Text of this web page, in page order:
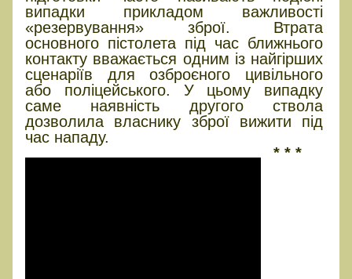
випадки прикладом важливості
«резервування» зброї. Втрата
основного пістолета під час ближнього
контакту вважається одним із найгірших
сценаріїв для озброєного цивільного
або поліцейського. У цьому випадку
саме наявність другого ствола
дозволила власнику зброї вижити під
час нападу.
* * *